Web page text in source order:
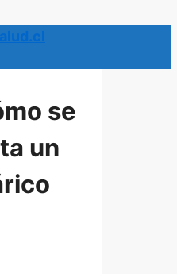
se
un